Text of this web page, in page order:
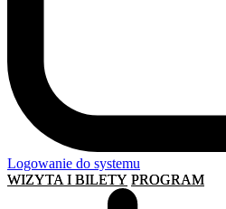
Logowanie do systemu
WIZYTA I BILETY PROGRAM